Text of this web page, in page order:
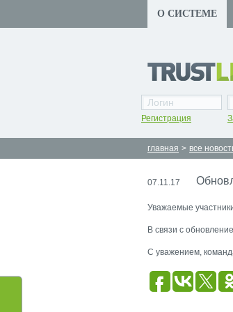
О СИСТЕМЕ
Регистрация
главная > все
07.11.17
Уважаемые
В связи с
С уважением,